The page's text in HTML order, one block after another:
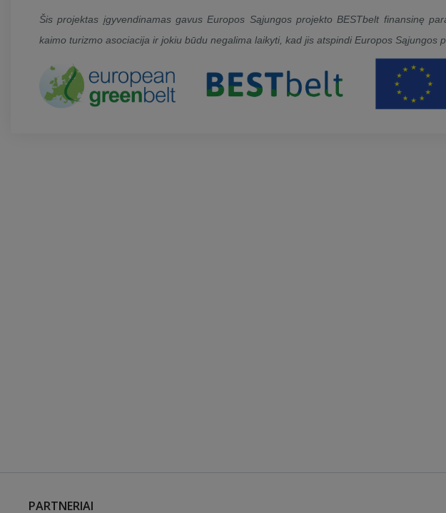
Šis projektas įgyvendinamas gavus Europos Sąjungos projekto BESTbelt finansinę
kaimo turizmo asociacija ir jokiu būdu negalima laikyti, kad jis atspindi Europos Sąjungos
PARTNERIAI